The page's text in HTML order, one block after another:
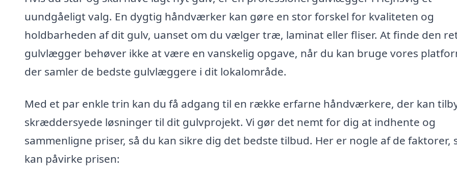
uundgåeligt valg. En dygtig håndværker kan gøre en stor forskel for kvaliteten og
holdbarheden af dit gulv, uanset om du vælger træ, laminat eller fliser. At finde den
gulvlægger behøver ikke at være en vanskelig opgave, når du kan bruge vores
der samler de bedste gulvlæggere i dit lokalområde.
Med et par enkle trin kan du få adgang til en række erfarne håndværkere, der kan
skræddersyede løsninger til dit gulvprojekt. Vi gør det nemt for dig at indhente og
sammenligne priser, så du kan sikre dig det bedste tilbud. Her er nogle af de faktorer,
kan påvirke prisen: